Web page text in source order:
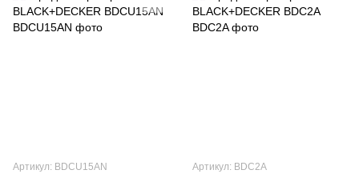
Артикул: BDCU15AN Артикул: BDC2A